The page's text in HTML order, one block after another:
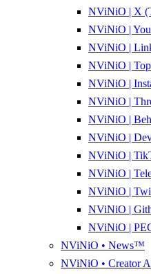
NViNiO | X
NViNiO |
NViNiO |
NViNiO |
NViNiO |
NViNiO |
NViNiO |
NViNiO |
NViNiO |
NViNiO |
NViNiO |
NViNiO |
NViNiO |
NViNiO • News™
NViNiO • Creator